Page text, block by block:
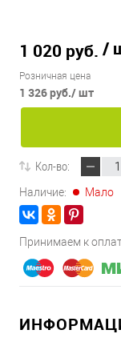
1 020 руб. /
Розничная цена
1 326 руб./ шт
Кол-во:
Наличие: Мало
Принимаем к